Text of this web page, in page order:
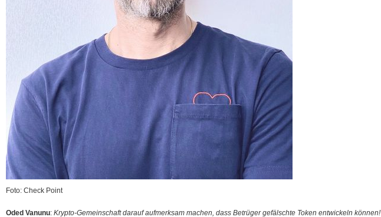
Foto: Check Point
Oded Vanunu: Krypto-Gemeinschaft darauf aufmerksam machen, dass Betrüger gefälschte Token entwickeln können!